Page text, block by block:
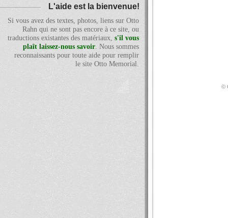
L'aide est la bienvenue!
Si vous avez des textes, photos, liens sur Otto
Rahn qui ne sont pas encore à ce site, ou
traductions existantes des matériaux, s'il vous
plaît laissez-nous savoir. Nous sommes
reconnaissants pour toute aide pour remplir
le site Otto Memorial.
©